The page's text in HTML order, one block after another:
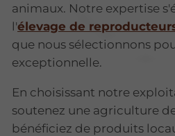
animaux. Notre expertise
l'élevage de
que nous sélectionnons
exceptionnelle.
En choisissant notre
soutenez une agriculture
bénéficiez de produits